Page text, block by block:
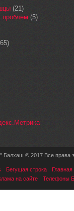
(21)
проблем (5)
Балхаш © 2017 Все права
Бегущая строка Главная
на сайте Телефоны